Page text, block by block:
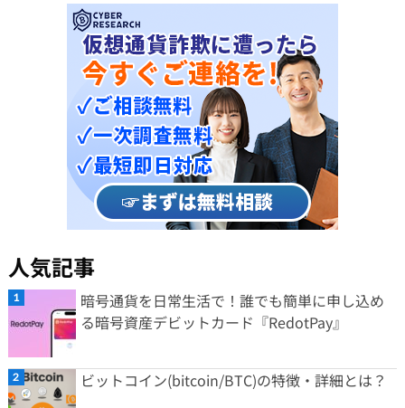
人気記事
暗号通貨を日常生活で！誰でも簡単に申し込め
る暗号資産デビットカード『RedotPay』
ビットコイン(bitcoin/BTC)の特徴・詳細とは？